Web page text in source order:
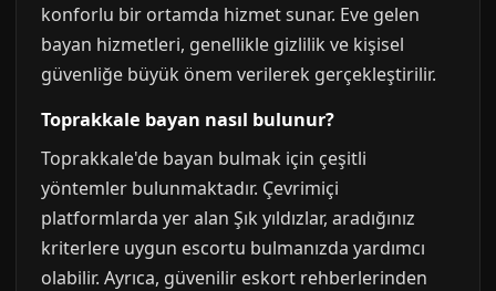
konforlu bir ortamda hizmet sunar. Eve gelen
bayan hizmetleri, genellikle gizlilik ve kişisel
güvenliğe büyük önem verilerek gerçekleştirilir.
Toprakkale bayan nasıl bulunur?
Toprakkale'de bayan bulmak için çeşitli
yöntemler bulunmaktadır. Çevrimiçi
platformlarda yer alan Şık yıldızlar, aradığınız
kriterlere uygun escortu bulmanızda yardımcı
olabilir. Ayrıca, güvenilir eskort rehberlerinden